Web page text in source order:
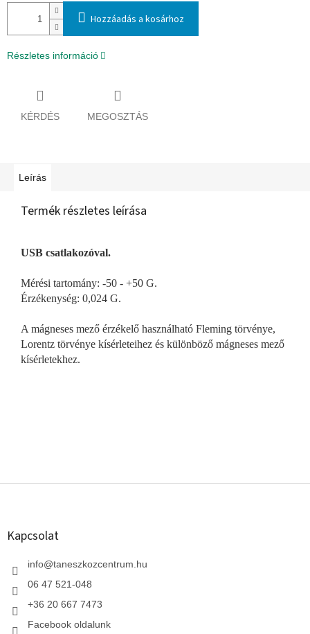
Hozzáadás a kosárhoz
Részletes információ
KÉRDÉS MEGOSZTÁS
Leírás
Termék részletes leírása
USB csatlakozóval.
Mérési tartomány: -50 - +50 G.
Érzékenység: 0,024 G.
A mágneses mező érzékelő használható Fleming törvénye,
Lorentz törvénye kísérleteihez és különböző mágneses mező
kísérletekhez.
L
Kapcsolat
info@taneszkozcentrum.hu
06 47 521-048
+36 20 667 7473
Facebook oldalunk